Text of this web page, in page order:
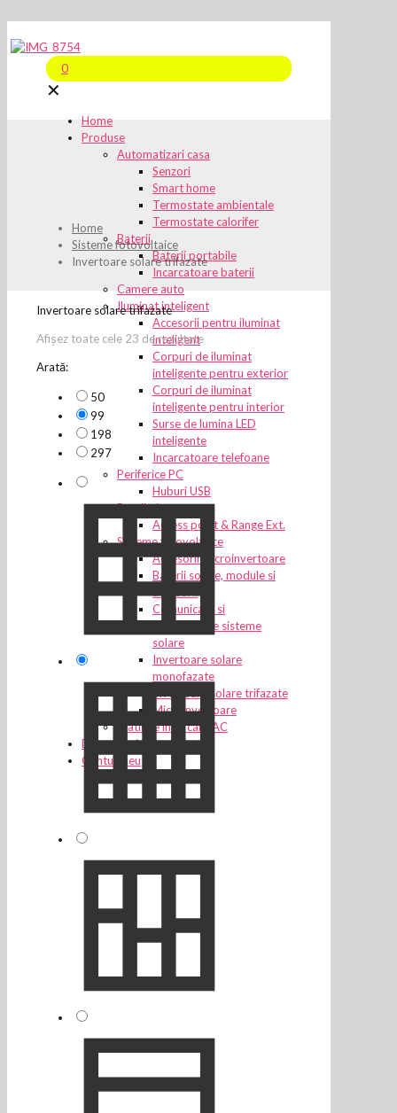
0
✕
Home
Produse
Automatizari casa
Senzori
Smart home
Termostate ambientale
Termostate calorifer
Baterii
Baterii portabile
Incarcatoare baterii
Camere auto
Iluminat inteligent
Accesorii pentru iluminat
inteligent
Corpuri de iluminat
inteligente pentru exterior
Corpuri de iluminat
inteligente pentru interior
Surse de lumina LED
inteligente
Incarcatoare telefoane
Periferice PC
Huburi USB
Retelistica
Access point & Range Ext.
Sisteme fotovoltaice
Accesorii microinvertoare
Baterii solare, module si
Comunicare si
monitorizare sisteme
solare
Invertoare solare
monofazate
Invertoare solare trifazate
Microinvertoare
Statii de incarcare AC
Despre noi
Contul meu
Home
Sisteme fotovoltaice
Invertoare solare trifazate
Invertoare solare trifazate
Afișez toate cele 23 de rezultate
Arată:
50
99
198
297